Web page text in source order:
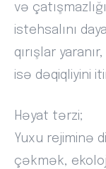
və
istehsalını
qırışlar
isə dəqiqliyini
Həyat tərzi;
Yuxu rejiminə
çəkmək,